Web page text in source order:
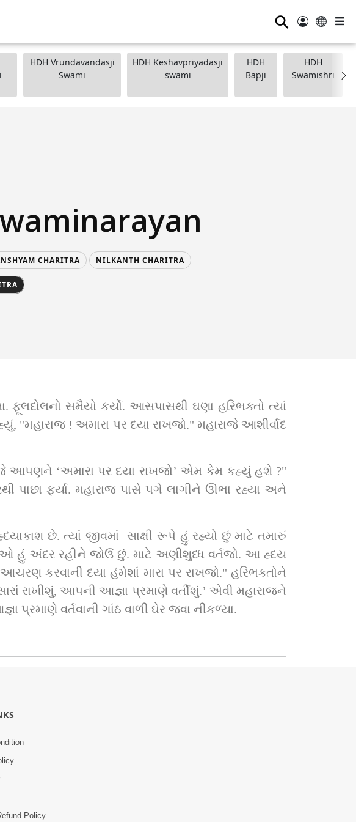
⚲
HDH Vrundavandasji
Swami
HDH Keshavpriyadasji
swami
HDH
Bapji
HDH
Swamishri
CHARITRA NILKANTH CHARITRA
ફૂલદોલનો સમૈયો કર્યો. આસપાસથી ઘણા હરિભક્તો ત્યાં
"મહારાજ ! અમારા પર દયા રાખજો." મહારાજે આશીર્વાદ
આપણને ‘અમારા પર દયા રાખજો’ એમ કેમ કહ્યું હશે ?"
ફર્યા. મહારાજ પાસે પગે લાગીને ઊભા રહ્યા અને
છે. ત્યાં જીવમાં  સાક્ષી રૂપે હું રહ્યો છું માટે તમારું
હું અંદર રહીને જોઉં છું. માટે અણીશુધ્ધ વર્તજો. આ હ્દય
કરવાની દયા હંમેશાં મારા પર રાખજો." હરિભક્તોને
રાખીશું, આપની આજ્ઞા પ્રમાણે વર્તીશું.’ એવી મહારાજને
વર્તવાની ગાંઠ વાળી ઘેર જવા નીકળ્યા.
Policy